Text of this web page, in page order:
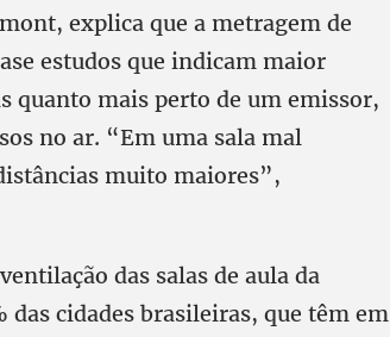
explica que a metragem de
estudos que indicam maior
quanto mais perto de um emissor,
no ar. “Em uma sala mal
muito maiores”,
das salas de aula da
das cidades brasileiras, que têm em